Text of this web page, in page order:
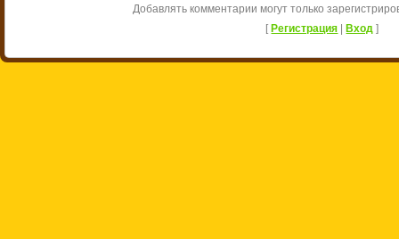
Добавлять комментарии могут только
[ Регистрация Вход ]